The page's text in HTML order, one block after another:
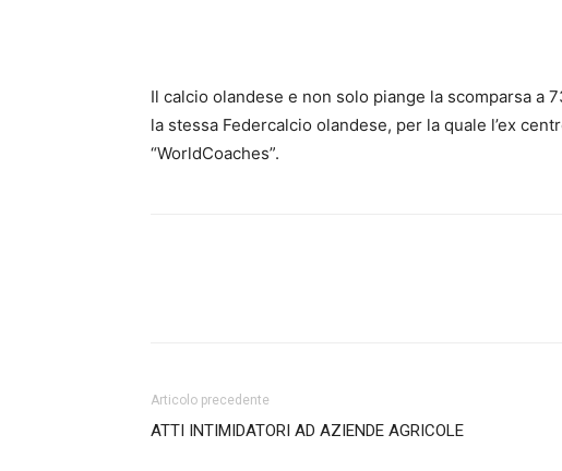
Il calcio olandese e non solo piange la scomparsa a
la stessa Federcalcio olandese, per la quale l’ex
“WorldCoaches”.
Articolo precedente
ATTI INTIMIDATORI AD AZIENDE AGRICOLE